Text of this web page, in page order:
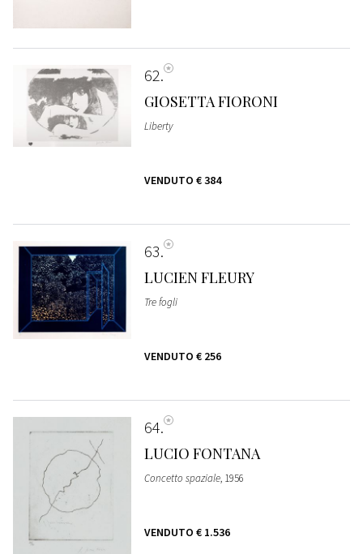
62
GIOSETTA FIORONI
Liberty
VENDUTO € 384
63
LUCIEN FLEURY
Tre fogli
VENDUTO € 256
64
LUCIO FONTANA
Concetto spaziale, 1956
VENDUTO € 1.536